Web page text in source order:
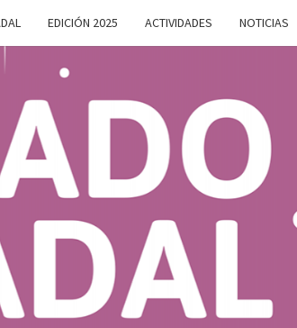
EDICIÓN 2025 ACTIVIDADES NOTICIAS
DE
28 De
5 De
En